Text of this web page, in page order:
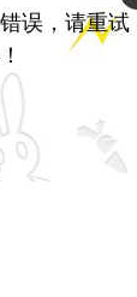
误，请重